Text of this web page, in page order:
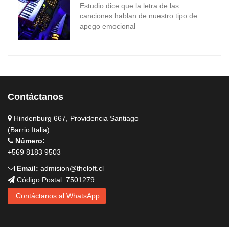
Estudio dice que la letra de las
canciones hablan de nuestro tipo de
apego emocional
Contáctanos
Hindenburg 667, Providencia Santiago
(Barrio Italia)
Número:
+569 8183 9503
Email: admision@theloft.cl
Código Postal: 7501279
Contáctanos al WhatsApp